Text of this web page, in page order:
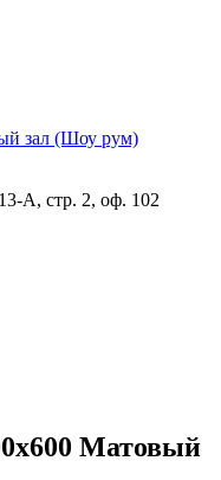
зал (Шоу рум)
А, стр. 2, оф. 102
Матовый